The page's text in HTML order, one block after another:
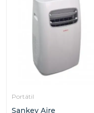
Portátil
Sankey Aire